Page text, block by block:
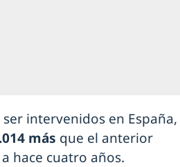
intervenidos en España,
más que el anterior
hace cuatro años.